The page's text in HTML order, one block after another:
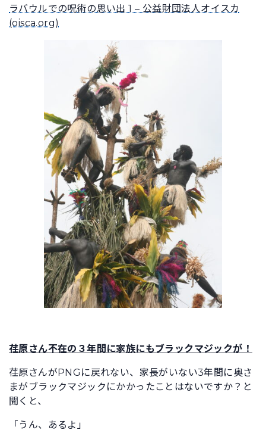
ラバウルでの呪術の思い出 1 – 公益財団法人オイスカ
(oisca.org)
荏原さん不在の３年間に家族にもブラックマジックが！
荏原さんがPNGに戻れない、家長がいない3年間に奥さ
まがブラックマジックにかかったことはないですか？と
聞くと、
「うん、あるよ」